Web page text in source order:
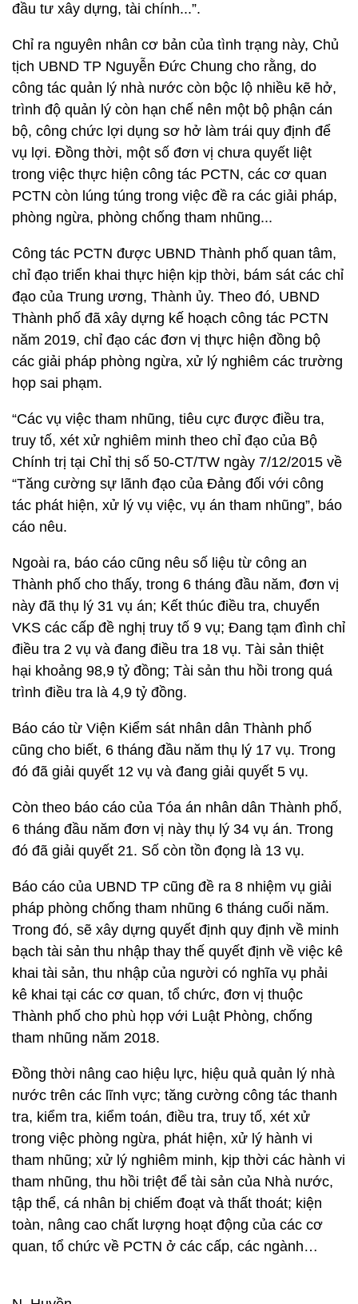
đầu tư xây dựng, tài chính...”.
Chỉ ra nguyên nhân cơ bản của tình trạng này, Chủ
tịch UBND TP Nguyễn Đức Chung cho rằng, do
công tác quản lý nhà nước còn bộc lộ nhiều kẽ hở,
trình độ quản lý còn hạn chế nên một bộ phận cán
bộ, công chức lợi dụng sơ hở làm trái quy định để
vụ lợi. Đồng thời, một số đơn vị chưa quyết liệt
trong việc thực hiện công tác PCTN, các cơ quan
PCTN còn lúng túng trong việc đề ra các giải pháp,
phòng ngừa, phòng chống tham nhũng...
Công tác PCTN được UBND Thành phố quan tâm,
chỉ đạo triển khai thực hiện kịp thời, bám sát các chỉ
đạo của Trung ương, Thành ủy. Theo đó, UBND
Thành phố đã xây dựng kế hoạch công tác PCTN
năm 2019, chỉ đạo các đơn vị thực hiện đồng bộ
các giải pháp phòng ngừa, xử lý nghiêm các trường
họp sai phạm.
“Các vụ việc tham nhũng, tiêu cực được điều tra,
truy tố, xét xử nghiêm minh theo chỉ đạo của Bộ
Chính trị tại Chỉ thị số 50-CT/TW ngày 7/12/2015 về
“Tăng cường sự lãnh đạo của Đảng đối với công
tác phát hiện, xử lý vụ việc, vụ án tham nhũng”, báo
cáo nêu.
Ngoài ra, báo cáo cũng nêu số liệu từ công an
Thành phố cho thấy, trong 6 tháng đầu năm, đơn vị
này đã thụ lý 31 vụ án; Kết thúc điều tra, chuyển
VKS các cấp đề nghị truy tố 9 vụ; Đang tạm đình chỉ
điều tra 2 vụ và đang điều tra 18 vụ. Tài sản thiệt
hại khoảng 98,9 tỷ đồng; Tài sản thu hồi trong quá
trình điều tra là 4,9 tỷ đồng.
Báo cáo từ Viện Kiểm sát nhân dân Thành phố
cũng cho biết, 6 tháng đầu năm thụ lý 17 vụ. Trong
đó đã giải quyết 12 vụ và đang giải quyết 5 vụ.
Còn theo báo cáo của Tóa án nhân dân Thành phố,
6 tháng đầu năm đơn vị này thụ lý 34 vụ án. Trong
đó đã giải quyết 21. Số còn tồn đọng là 13 vụ.
Báo cáo của UBND TP cũng đề ra 8 nhiệm vụ giải
pháp phòng chống tham nhũng 6 tháng cuối năm.
Trong đó, sẽ xây dựng quyết định quy định về minh
bạch tài sản thu nhập thay thế quyết định về việc kê
khai tài sản, thu nhập của người có nghĩa vụ phải
kê khai tại các cơ quan, tổ chức, đơn vị thuộc
Thành phố cho phù họp với Luật Phòng, chống
tham nhũng năm 2018.
Đồng thời nâng cao hiệu lực, hiệu quả quản lý nhà
nước trên các lĩnh vực; tăng cường công tác thanh
tra, kiểm tra, kiểm toán, điều tra, truy tố, xét xử
trong việc phòng ngừa, phát hiện, xử lý hành vi
tham nhũng; xử lý nghiêm minh, kịp thời các hành vi
tham nhũng, thu hồi triệt để tài sản của Nhà nước,
tập thể, cá nhân bị chiếm đoạt và thất thoát; kiện
toàn, nâng cao chất lượng hoạt động của các cơ
quan, tổ chức về PCTN ở các cấp, các ngành…